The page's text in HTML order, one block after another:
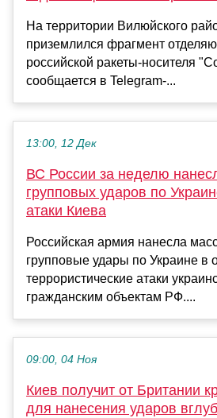
На территории Вилюйского
приземлился фрагмент
российской ракеты-носителя
сообщается в Telegram-...
13:00, 12 Дек
ВС России за неделю
групповых ударов по
атаки Киева
Российская армия нанесла
групповые удары по Украине в
террористические атаки
гражданским объектам РФ....
09:00, 04 Ноя
Киев получит от Британии
для нанесения ударов